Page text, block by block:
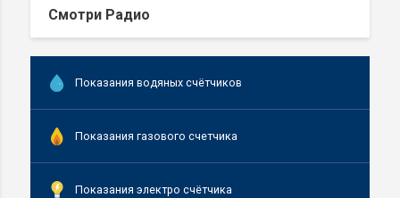
Смотри Радио
Показания водяных счётчиков
Показания газового счетчика
Показания электро счётчика